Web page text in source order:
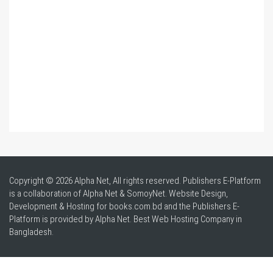
Copyright © 2026 Alpha Net, All rights reserved. Publishers E-Platform
is a collaboration of Alpha Net & SomoyNet. Website Design,
Development & Hosting for books.com.bd and the Publishers E-
Platform is provided by Alpha Net. BestWeb Hosting Company in
Bangladesh.